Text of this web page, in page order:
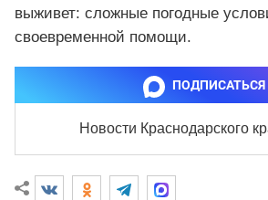
выживет: сложные погодные
своевременной помощи.
ПОДПИСАТЬСЯ
Новости Краснодарского